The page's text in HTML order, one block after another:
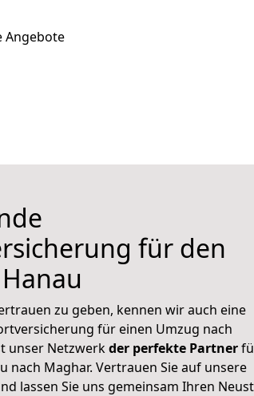
Angebote
für den
zu geben, kennen wir auch eine
für einen Umzug nach
unser Netzwerkder perfekte Partner
nach Maghar. Vertrauen Sie auf unsere
lassen Sie uns gemeinsam Ihren